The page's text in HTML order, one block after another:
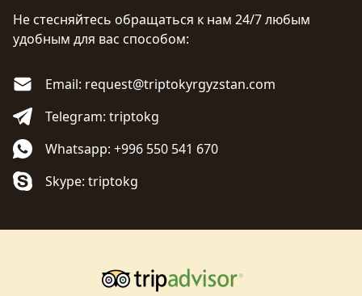
Не стесняйтесь обращаться к нам 24/7 любым
удобным для вас способом:
Email: request@triptokyrgyzstan.com
Telegram: triptokg
Whatsapp: +996 550 541 670
Skype: triptokg